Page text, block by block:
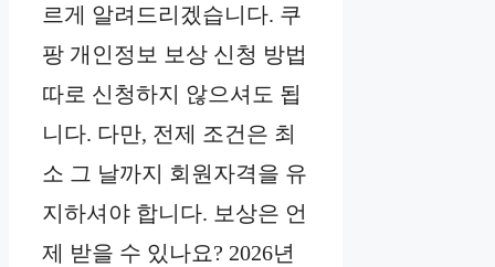
르게 알려드리겠습니다. 쿠
팡 개인정보 보상 신청 방법
따로 신청하지 않으셔도 됩
니다. 다만, 전제 조건은 최
소 그 날까지 회원자격을 유
지하셔야 합니다. 보상은 언
제 받을 수 있나요? 2026년